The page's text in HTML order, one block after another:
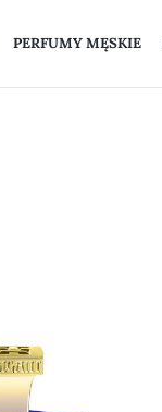
PERFUMY MĘSKIE